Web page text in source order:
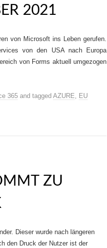
2021
von Microsoft ins Leben gerufen.
von den USA nach Europa
von Forms aktuell umgezogen
365 and tagged AZURE, EU
ZU
Dieser wurde nach längeren
den Druck der Nutzer ist der